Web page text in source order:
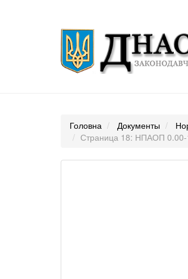
Головна Документы
Страница 18: НПАОП 0.00-